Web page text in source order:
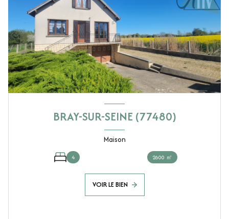
BRAY-SUR-SEINE (77480)
Maison
4 2600 ㎡
VOIR LE BIEN